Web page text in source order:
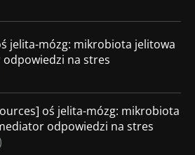
jelita-mózg: mikrobiota jelitowa
na stres
oś jelita-mózg: mikrobiota
odpowiedzi na stres